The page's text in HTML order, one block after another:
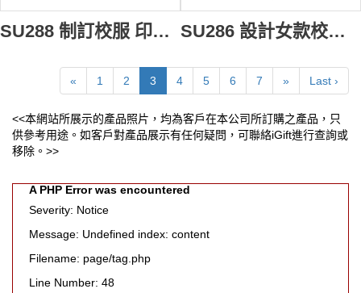
SU288 制訂校服 印花 澳門學校 書院 校服供應商 SU286 設計女款校服 童裝校服連衣裙 70%滌 30%羊毛 露肩 露膊 加拿大 校服供應商
« 1 2 3 4 5 6 7 » Last ›
<<本網站所展示的產品照片，均為客戶在本公司所訂購之產品，只
供參考用途。如客戶對產品展示有任何疑問，可聯絡iGift進行查詢或
移除。>>
A PHP Error was encountered
Severity: Notice
Message: Undefined index: content
Filename: page/tag.php
Line Number: 48